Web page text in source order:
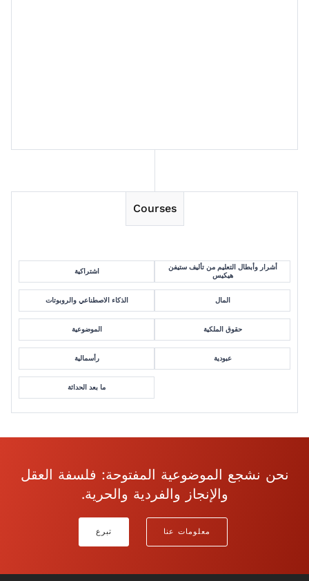
Courses
اشتراكية
أشرار وأبطال التعليم من تأليف ستيفن
هيكيس
الذكاء الاصطناعي والروبوتات المال
الموضوعية حقوق الملكية
رأسمالية عبودية
ما بعد الحداثة
نحن نشجع الموضوعية المفتوحة: فلسفة العقل
والإنجاز والفردية والحرية.
معلومات عنا تبرع